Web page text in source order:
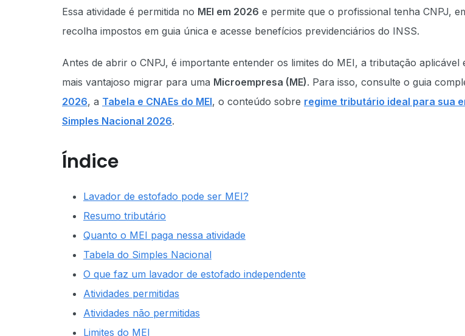
Essa atividade é permitida no MEI em 2026 e permite que o profissional tenha CNPJ,
recolha impostos em guia única e acesse benefícios previdenciários do INSS.
Antes de abrir o CNPJ, é importante entender os limites do MEI, a tributação aplicável
mais vantajoso migrar para uma Microempresa (ME). Para isso, consulte o guia
2026, a Tabela e CNAEs do MEI, o conteúdo sobre regime tributário ideal para sua
Simples Nacional 2026.
Índice
Lavador de estofado pode ser MEI?
Resumo tributário
Quanto o MEI paga nessa atividade
Tabela do Simples Nacional
O que faz um lavador de estofado independente
Atividades permitidas
Atividades não permitidas
Limites do MEI